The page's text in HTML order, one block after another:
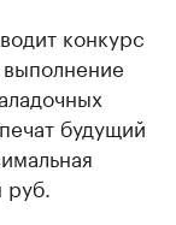
конкурс
будущий
руб.